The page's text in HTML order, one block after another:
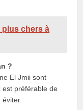
plus chers à
?
El Jmii sont
est préférable de